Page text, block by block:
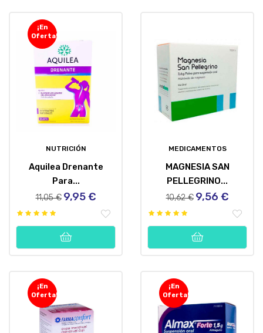
¡En
Oferta!
NUTRICIÓN
Aquilea Drenante
Para...
Precio
11,05 € Precio
9,95 €
MEDICAMENTOS
MAGNESIA SAN
PELLEGRINO...
Precio
10,62 € Precio
9,56 €
¡En
Oferta!
¡En
Oferta!